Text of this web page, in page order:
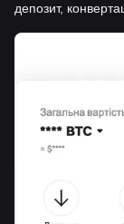
депозит,